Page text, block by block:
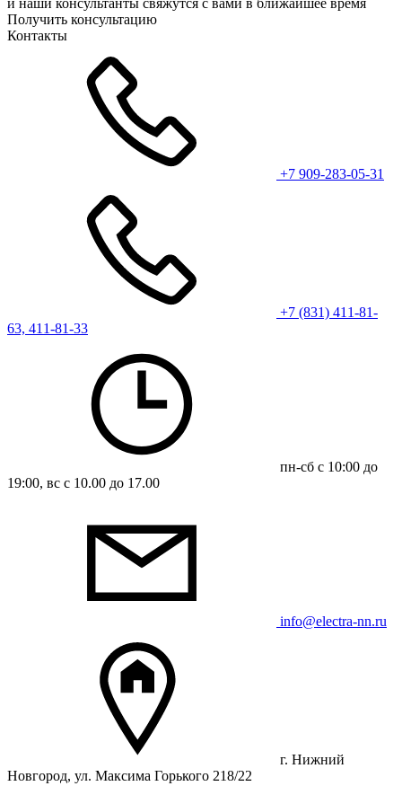
Получить консультацию
Контакты
+7 909-283-05-31
+7 (831) 411-81-
63, 411-81-33
пн-сб с 10:00 до
19:00, вс с 10.00 до 17.00
info@electra-nn.ru
г. Нижний
Новгород, ул. Максима Горького 218/22